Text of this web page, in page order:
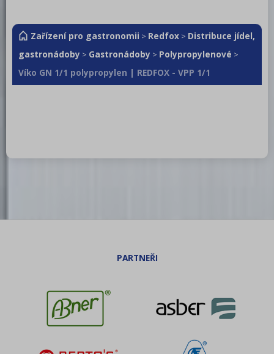
Zařízení pro gastronomii > Redfox > Distribuce jídel,
gastronádoby > Gastronádoby > Polypropylenové >
Víko GN 1/1 polypropylen | REDFOX - VPP 1/1